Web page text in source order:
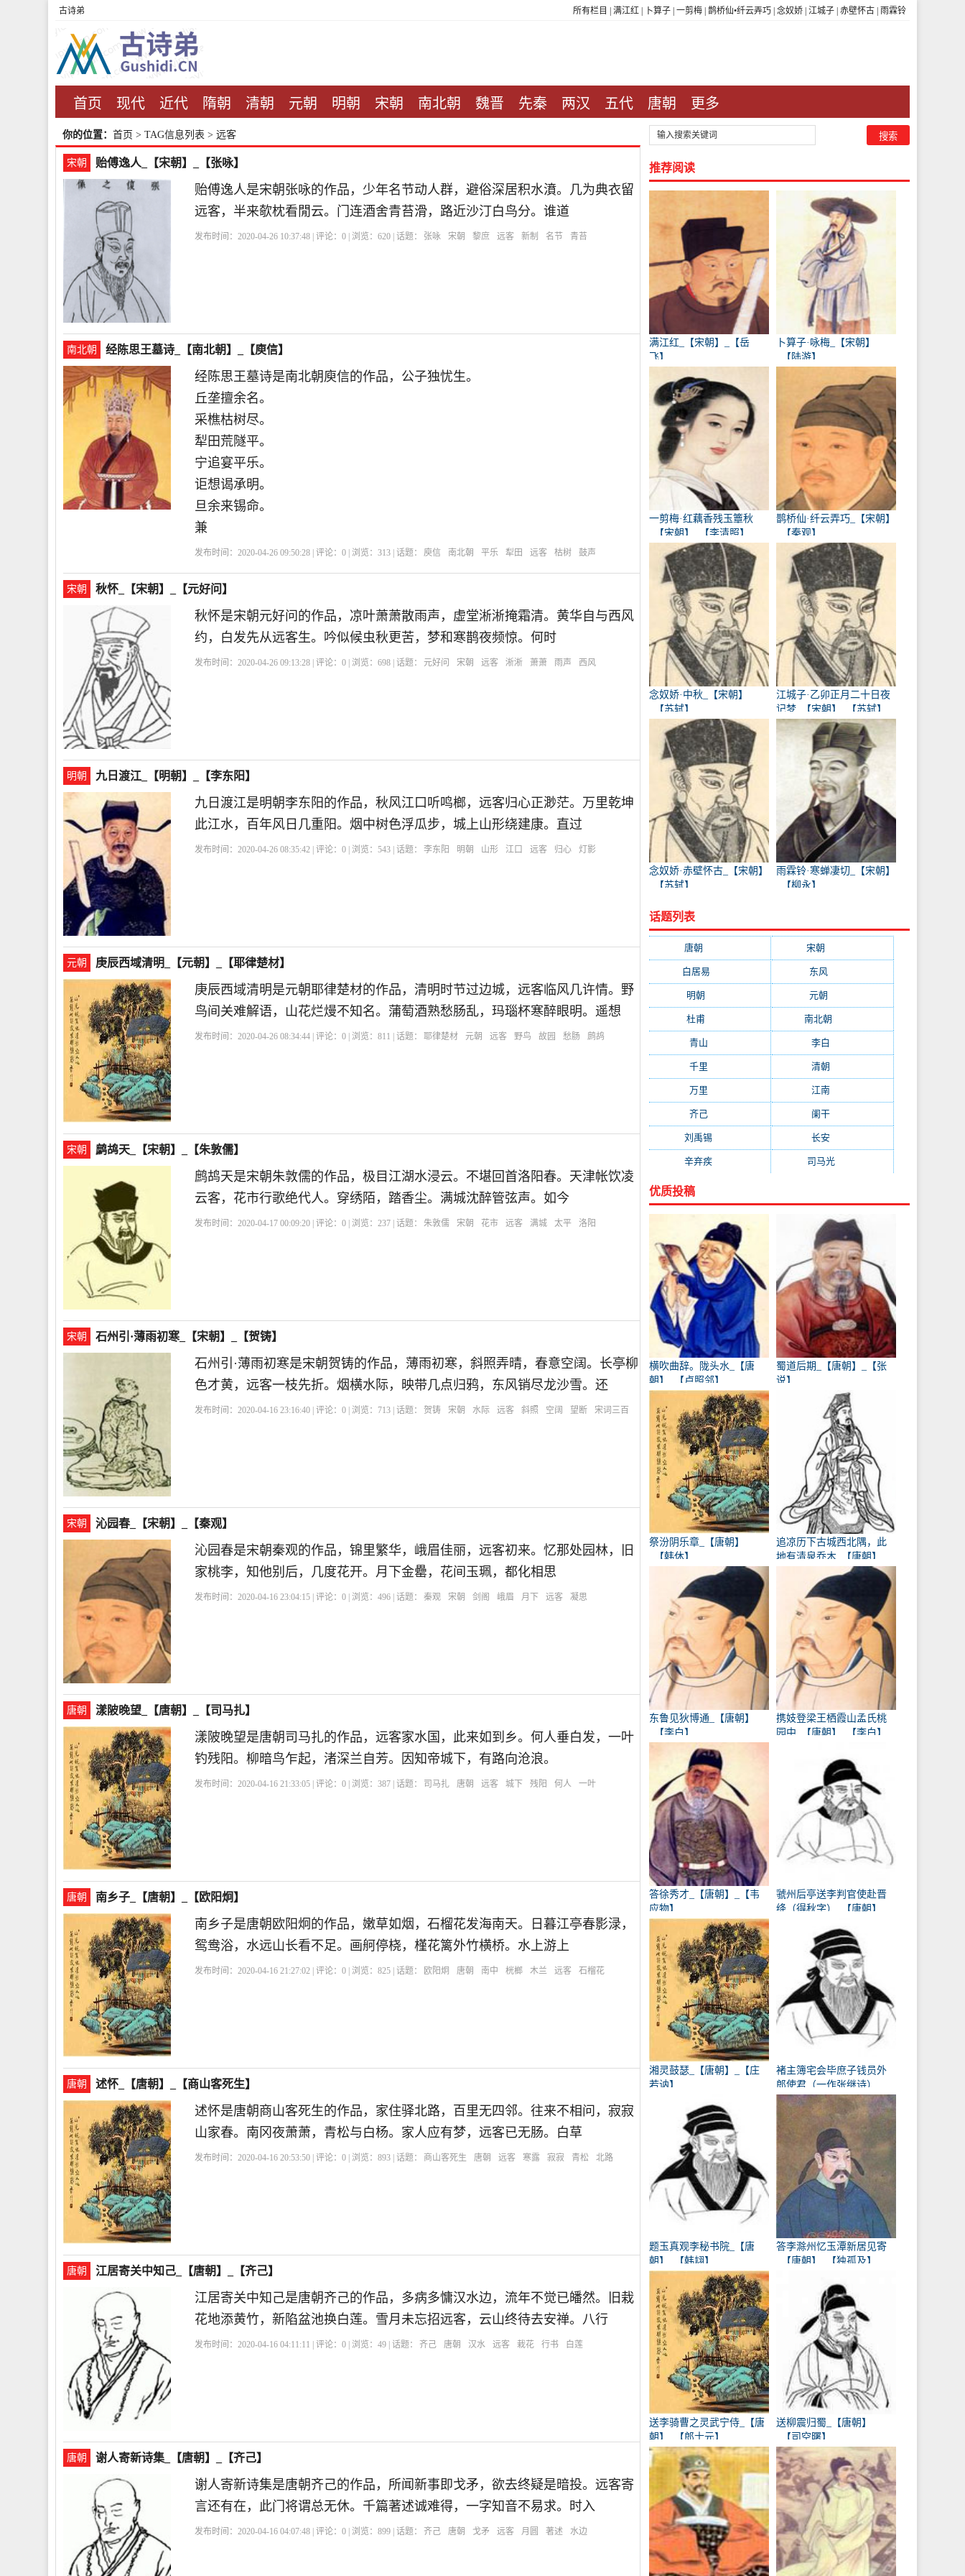
所有栏目 满江红 卜算子 一剪梅 鹊桥仙•纤云弄巧 念奴娇 江城子 赤壁怀古 雨霖铃
古诗弟
首页 现代 近代 隋朝 清朝 元朝 明朝 宋朝 南北朝 魏晋 先秦 两汉 五代 唐朝 更多
你的位置： 首页 > TAG信息列表 > 远客
宋朝 贻傅逸人_【宋朝】_【张咏】
贻傅逸人是宋朝张咏的作品，少年名节动人群，避俗深居积水濆。几为典衣留
远客，半来欹枕看閒云。门连酒舍青苔滑，路近沙汀白鸟分。谁道
发布时间：2020-04-26 10:37:48 | 评论：0 | 浏览：620 | 话题： 张咏 宋朝 黎庶 远客 新制 名节 青苔
南北朝 经陈思王墓诗_【南北朝】_【庾信】
经陈思王墓诗是南北朝庾信的作品，公子独忧生。
丘垄擅余名。
采樵枯树尽。
犁田荒隧平。
宁追宴平乐。
讵想谒承明。
旦余来锡命。
兼
发布时间：2020-04-26 09:50:28 | 评论：0 | 浏览：313 | 话题： 庾信 南北朝 平乐 犁田 远客 枯树 鼓声
宋朝 秋怀_【宋朝】_【元好问】
秋怀是宋朝元好问的作品，凉叶萧萧散雨声，虚堂淅淅掩霜清。黄华自与西风
约，白发先从远客生。吟似候虫秋更苦，梦和寒鹊夜频惊。何时
发布时间：2020-04-26 09:13:28 | 评论：0 | 浏览：698 | 话题： 元好问 宋朝 远客 淅淅 萧萧 雨声 西风
明朝 九日渡江_【明朝】_【李东阳】
九日渡江是明朝李东阳的作品，秋风江口听鸣榔，远客归心正渺茫。万里乾坤
此江水，百年风日几重阳。烟中树色浮瓜步，城上山形绕建康。直过
发布时间：2020-04-26 08:35:42 | 评论：0 | 浏览：543 | 话题： 李东阳 明朝 山形 江口 远客 归心 灯影
元朝 庚辰西域清明_【元朝】_【耶律楚材】
庚辰西域清明是元朝耶律楚材的作品，清明时节过边城，远客临风几许情。野
鸟间关难解语，山花烂熳不知名。蒲萄酒熟愁肠乱，玛瑙杯寒醉眼明。遥想
发布时间：2020-04-26 08:34:44 | 评论：0 | 浏览：811 | 话题： 耶律楚材 元朝 远客 野鸟 故园 愁肠 鹧鸪
宋朝 鹧鸪天_【宋朝】_【朱敦儒】
鹧鸪天是宋朝朱敦儒的作品，极目江湖水浸云。不堪回首洛阳春。天津帐饮凌
云客，花市行歌绝代人。穿绣陌，踏香尘。满城沈醉管弦声。如今
发布时间：2020-04-17 00:09:20 | 评论：0 | 浏览：237 | 话题： 朱敦儒 宋朝 花市 远客 满城 太平 洛阳
宋朝 石州引·薄雨初寒_【宋朝】_【贺铸】
石州引·薄雨初寒是宋朝贺铸的作品，薄雨初寒，斜照弄晴，春意空阔。长亭柳
色才黄，远客一枝先折。烟横水际，映带几点归鸦，东风销尽龙沙雪。还
发布时间：2020-04-16 23:16:40 | 评论：0 | 浏览： 713 | 话题： 贺铸 宋朝 水际 远客 斜照 空阔 望断
宋词三百
宋朝 沁园春_【宋朝】_【秦观】
沁园春是宋朝秦观的作品，锦里繁华，峨眉佳丽，远客初来。忆那处园林，旧
家桃李，知他别后，几度花开。月下金罍，花间玉珮，都化相思
发布时间：2020-04-16 23:04:15 | 评论：0 | 浏览：496 | 话题： 秦观 宋朝 剑阁 峨眉 月下 远客 凝思
唐朝 漾陂晚望_【唐朝】_【司马扎】
漾陂晚望是唐朝司马扎的作品，远客家水国，此来如到乡。何人垂白发，一叶
钓残阳。柳暗鸟乍起，渚深兰自芳。因知帝城下，有路向沧浪。
发布时间：2020-04-16 21:33:05 | 评论：0 | 浏览：387 | 话题： 司马扎 唐朝 远客 城下 残阳 何人 一叶
唐朝 南乡子_【唐朝】_【欧阳炯】
南乡子是唐朝欧阳炯的作品，嫩草如烟，石榴花发海南天。日暮江亭春影渌，
鸳鸯浴，水远山长看不足。画舸停桡，槿花篱外竹横桥。水上游上
发布时间：2020-04-16 21:27:02 | 评论：0 | 浏览：825 | 话题： 欧阳炯 唐朝 南中 桄榔 木兰 远客 石榴花
唐朝 述怀_【唐朝】_【商山客死生】
述怀是唐朝商山客死生的作品，家住驿北路，百里无四邻。往来不相问，寂寂
山家春。南冈夜萧萧，青松与白杨。家人应有梦，远客已无肠。白草
发布时间：2020-04-16 20:53:50 | 评论：0 | 浏览：893 | 话题： 商山客死生 唐朝 远客 寒露 寂寂 青松 北路
唐朝 江居寄关中知己_【唐朝】_【齐己】
江居寄关中知己是唐朝齐己的作品，多病多慵汉水边，流年不觉已皤然。旧栽
花地添黄竹，新陷盆池换白莲。雪月未忘招远客，云山终待去安禅。八行
发布时间：2020-04-16 04:11:11 | 评论：0 | 浏览：49 | 话题： 齐己 唐朝 汉水 远客 栽花 行书 白莲
唐朝 谢人寄新诗集_【唐朝】_【齐己】
谢人寄新诗集是唐朝齐己的作品，所闻新事即戈矛，欲去终疑是暗投。远客寄
言还有在，此门将谓总无休。千篇著述诚难得，一字知音不易求。时入
发布时间：2020-04-16 04:07:48 | 评论：0 | 浏览：899 | 话题： 齐己 唐朝 戈矛 远客 月圆 著述 水边
推荐阅读
满江红_【宋朝】_【岳
飞】
卜算子·咏梅_【宋朝】
_【陆游】
一剪梅·红藕香残玉簟秋
_【宋朝】_【李清照】
鹊桥仙·纤云弄巧_【宋朝】
_【秦观】
念奴娇·中秋_【宋朝】
_【苏轼】
江城子·乙卯正月二十日夜
记梦_【宋朝】_【苏轼】
念奴娇·赤壁怀古_【宋朝】
_【苏轼】
雨霖铃·寒蝉凄切_【宋朝】
_【柳永】
话题列表
唐朝 宋朝
白居易 东风(1544)
明朝 元朝
杜甫 南北朝
青山 李白
千里 清朝
万里 江南
齐己(781) 阑干
刘禹锡 长安
辛弃疾 司马光(601)
优质投稿
横吹曲辞。陇头水_【唐
朝】_【卢照邻】
蜀道后期_【唐朝】_【张
说】
祭汾阴乐章_【唐朝】
_【韩休】
追凉历下古城西北隅，此
地有清泉乔木_【唐朝】
东鲁见狄博通_【唐朝】
_【李白】
携妓登梁王栖霞山孟氏桃
园中_【唐朝】_【李白】
答徐秀才_【唐朝】_【韦
应物】
虢州后亭送李判官使赴晋
绛（得秋字）_【唐朝】
湘灵鼓瑟_【唐朝】_【庄
若讷】
褚主簿宅会毕庶子钱员外
郎使君（一作张继诗）
_【唐朝】_【韩翃】
题玉真观李秘书院_【唐
朝】_【韩翃】
答李滁州忆玉潭新居见寄
_【唐朝】_【独孤及】
送李骑曹之灵武宁侍_【唐
朝】_【郎士元】
送柳震归蜀_【唐朝】
_【司空曙】